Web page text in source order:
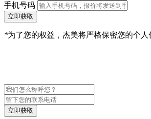
手机号码
立即获取
*为了您的权益，杰美将严格保密您的个人
立即获取